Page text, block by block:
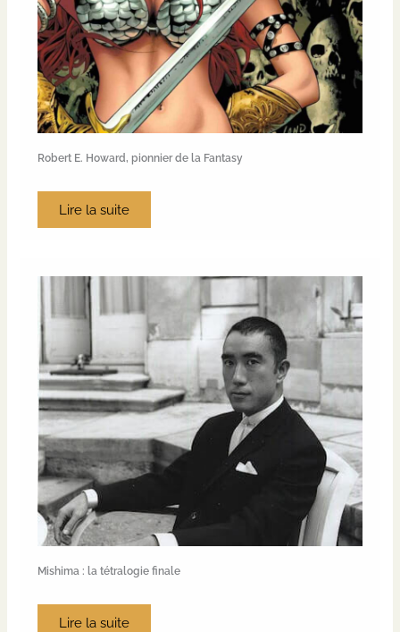
Robert E. Howard, pionnier de la Fantasy
Lire la suite
Mishima : la tétralogie finale
Lire la suite